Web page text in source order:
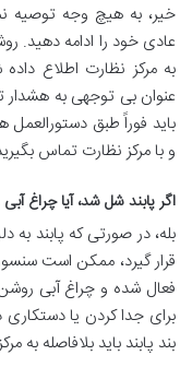
خیر، به هیچ وجه توصیه
عادی خود را ادامه
به مرکز نظارت اطلاع
عنوان بی توجهی به
باید فوراً طبق
و با مرکز نظارت تماس
اگر پابند شل شد، آیا چراغ
بله، در صورتی که پابند
قرار گیرد، ممکن است
فعال شده و چراغ آبی
برای جدا کردن یا دستکاری
بند پابند باید بلافاصله به